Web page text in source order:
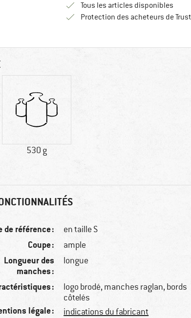
Tous les articles disponibles
Protection des acheteurs de
530 g
de référence : en taille S
Coupe : ample
Longueur des
manches :
longue
:
logo brodé, manches raglan, bords
côtelés
légale : indications du fabricant